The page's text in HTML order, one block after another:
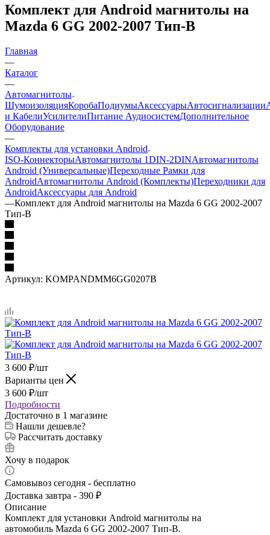
Комплект для Android магнитолы на
Mazda 6 GG 2002-2007 Тип-B
Главная
—
Каталог
—
Автомагнитолы
ШумоизоляцияКоробаПодиумыАксессуарыАвтосигнализации
и КабелиУсилителиПитание АудиосистемДополнительное
Оборудование
—
Комплекты для установки Android
ISO-КоннекторыАвтомагнитолы 1DIN-2DINАвтомагнитолы
Android (Универсальные)Переходные Рамки для
AndroidАвтомагнитолы Android (Комплекты)Переходники для
AndroidАксессуары для Android
—Комплект для Android магнитолы на Mazda 6 GG 2002-2007
Тип-B
Артикул: KOMPANDMM6GG0207B
3 600 ₽/шт
Варианты цен
3 600 ₽/шт
Подробности
Достаточно в 1 магазине
Нашли дешевле?
Рассчитать доставку
Хочу в подарок
Самовывоз сегодня - бесплатно
Доставка завтра - 390 ₽
Описание
Комплект для установки Android магнитолы на
автомобиль Mazda 6 GG 2002-2007 Тип-B.